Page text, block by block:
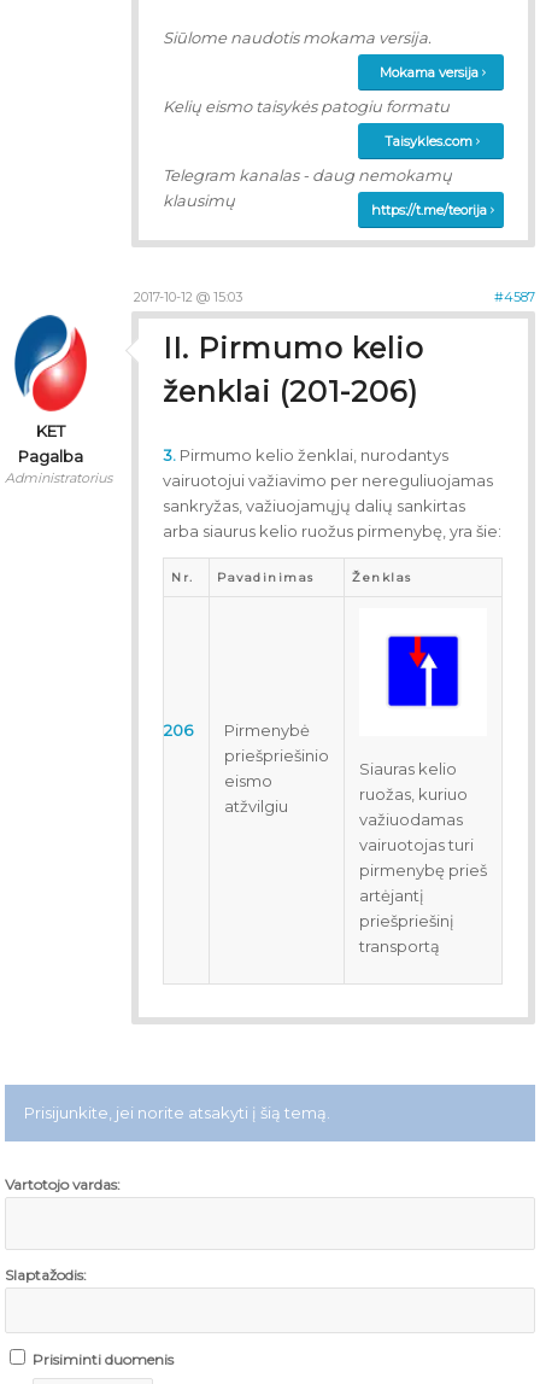
Siūlome naudotis mokama versija.
Mokama versija
Kelių eismo taisykės patogiu formatu
Taisykles.com
Telegram kanalas - daug nemokamų
klausimų
https://t.me/teorija
2017-10-12 @ 15:03 #4587
KET
Pagalba
Administratorius
II. Pirmumo kelio
ženklai (201-206)
3. Pirmumo kelio ženklai, nurodantys
vairuotojui važiavimo per nereguliuojamas
sankryžas, važiuojamųjų dalių sankirtas
arba siaurus kelio ruožus pirmenybę, yra šie:
Nr. Pavadinimas Ženklas
206
Pirmenybė
priešpriešinio
eismo
atžvilgiu
Siauras kelio
ruožas, kuriuo
važiuodamas
vairuotojas turi
pirmenybę prieš
artėjantį
priešpriešinį
transportą
Prisijunkite, jei norite atsakyti į šią temą.
Vartotojo vardas:
Slaptažodis:
Prisiminti duomenis